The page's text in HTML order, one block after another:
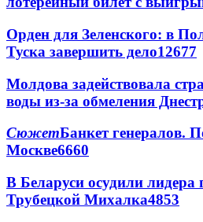
Орден для Зеленского: в
Туска завершить дело12677
Молдова задействовала
воды из-за обмеления
СюжетБанкет генералов.
Москве6660
В Беларуси осудили
Трубецкой Михалка4853